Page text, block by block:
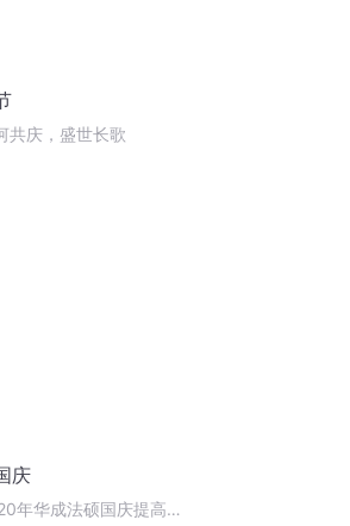
共庆，盛世长歌
庆
年华成法硕国庆提高班